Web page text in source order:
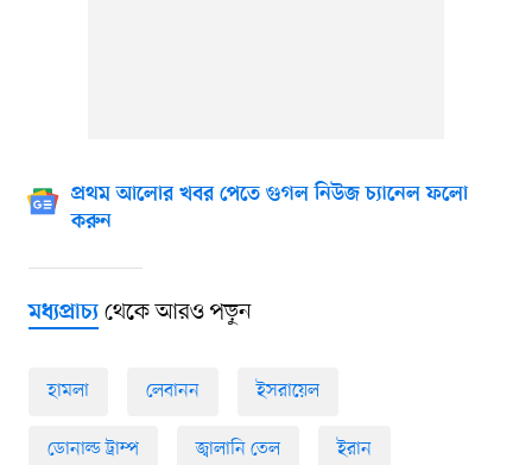
প্রথম আলোর খবর পেতে গুগল নিউজ চ্যানেল ফলো
করুন
মধ্যপ্রাচ্যথেকে আরও পড়ুন
হামলা লেবানন ইসরায়েল
ডোনাল্ড ট্রাম্প জ্বালানি তেল ইরান